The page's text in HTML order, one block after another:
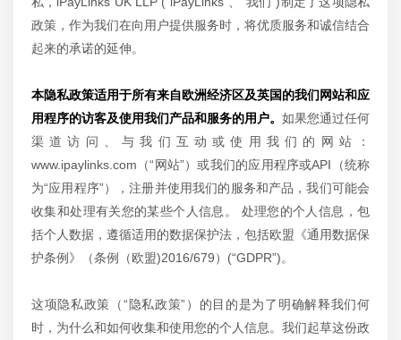
政策，作为我们在向用户提供服务时，将优质服务和诚信结合
起来的承诺的延伸。
本隐私政策适用于所有来自欧洲经济区及英国的我们网站和应
用程序的访客及使用我们产品和服务的用户。 如果您通过任何
渠道访问、与我们互动或使用我们的网站：
www.ipaylinks.com（“网站”）或我们的应用程序或API（统称
为“应用程序”），注册并使用我们的服务和产品，我们可能会
收集和处理有关您的某些个人信息。 处理您的个人信息，包
括个人数据，遵循适用的数据保护法，包括欧盟《通用数据保
护条例》（条例（欧盟)2016/679）(“GDPR”)。
这项隐私政策（“隐私政策”）的目的是为了明确解释我们何
时，为什么和如何收集和使用您的个人信息。我们起草这份政